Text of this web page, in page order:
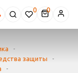
0
-
защиты
-
-